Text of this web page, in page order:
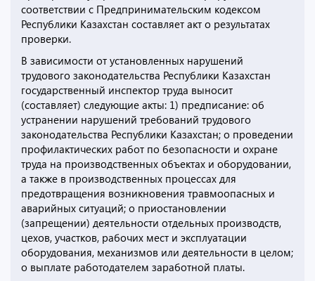
соответствии с Предпринимательским кодексом
Республики Казахстан составляет акт о результатах
проверки.
В зависимости от установленных нарушений
трудового законодательства Республики Казахстан
государственный инспектор труда выносит
(составляет) следующие акты: 1) предписание: об
устранении нарушений требований трудового
законодательства Республики Казахстан; о проведении
профилактических работ по безопасности и охране
труда на производственных объектах и оборудовании,
а также в производственных процессах для
предотвращения возникновения травмоопасных и
аварийных ситуаций; о приостановлении
(запрещении) деятельности отдельных производств,
цехов, участков, рабочих мест и эксплуатации
оборудования, механизмов или деятельности в целом;
о выплате работодателем заработной платы.